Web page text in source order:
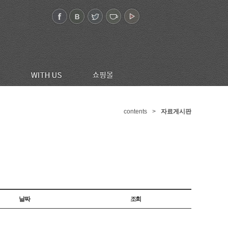
contents > 자료게시판
날짜 조회